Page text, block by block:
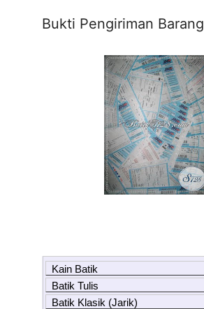
Bukti Pengiriman Barang
Kain Batik
Batik Tulis
Batik Klasik (Jarik)